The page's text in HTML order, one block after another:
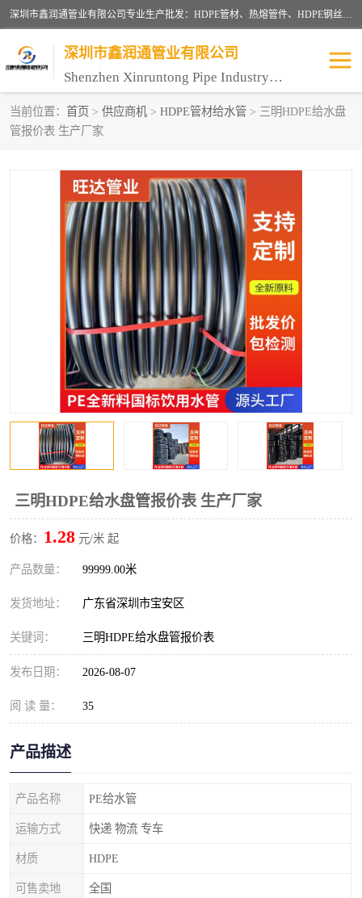
深圳市鑫润通管业有限公司专业生产批发：HDPE管材、热熔管件、HDPE钢丝骨架管、电熔管件、HDPE双壁波纹管、MPP电力管、井盖、PVC管材管件、PPR管材管件等；公司自创建以来，始终秉承“团结、务实、创新、守信”的服务宗旨，凭借专业的服务以及多年的勤奋拼搏，发展成为一家专业销售各种管材管件，绝缘电工套管及配件等系列产品的贸易公司。
深圳市鑫润通管业有限公司
Shenzhen Xinruntong Pipe Industry Co., Ltd
当前位置： 首页 > 供应商机 > HDPE管材给水管 > 三明HDPE给水盘
管报价表 生产厂家
三明HDPE给水盘管报价表 生产厂家
价格： 1.28 元/米 起
产品数量： 99999.00米
发货地址： 广东省深圳市宝安区
关键词： 三明HDPE给水盘管报价表
发布日期： 2026-08-07
阅 读 量： 35
产品描述
产品名称 PE给水管
运输方式 快递 物流 专车
材质 HDPE
可售卖地 全国
HDPE管材给水管
HDPE双壁波纹管 HDPE电力通讯管
UPVC电力通讯管 MPP电力通信管
联塑PVC管 联塑PPR管
联塑PE管 联塑家装红蓝线管